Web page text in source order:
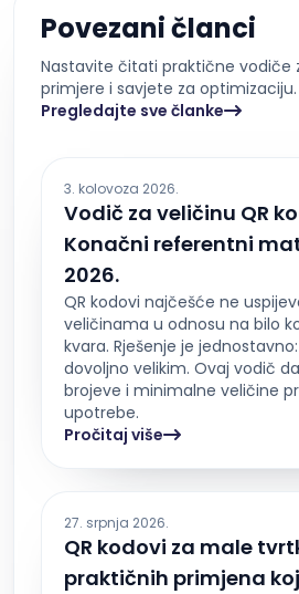
Povezani članci
Nastavite čitati praktične vodiče
primjere i savjete za optimizaciju.
Pregledajte sve članke
3. kolovoza 2026.
Vodič za veličinu QR
Konačni referentni
2026.
QR kodovi najčešće ne
veličinama u odnosu na bilo
kvara. Rješenje je
dovoljno velikim. Ovaj vodič
brojeve i minimalne veličine
upotrebe.
Pročitaj više
27. srpnja 2026.
QR kodovi za male
praktičnih primjena